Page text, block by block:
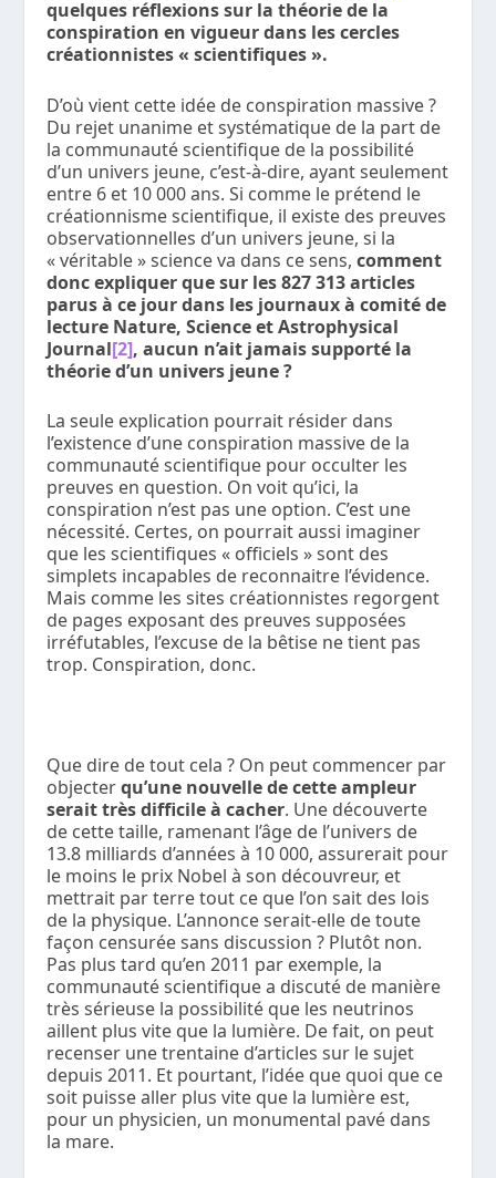
quelques réflexions sur la théorie de la
conspiration en vigueur dans les cercles
créationnistes « scientifiques ».
D’où vient cette idée de conspiration massive ?
Du rejet unanime et systématique de la part de
la communauté scientifique de la possibilité
d’un univers jeune, c’est-à-dire, ayant seulement
entre 6 et 10 000 ans. Si comme le prétend le
créationnisme scientifique, il existe des preuves
observationnelles d’un univers jeune, si la
« véritable » science va dans ce sens,comment
donc expliquer que sur les 827 313 articles
parus à ce jour dans les journaux à comité de
lecture Nature,ScienceetAstrophysical
Journal[2], aucun n’ait jamais supporté la
théorie d’un univers jeune ?
La seule explication pourrait résider dans
l’existence d’une conspiration massive de la
communauté scientifique pour occulter les
preuves en question. On voit qu’ici, la
conspiration n’est pas une option. C’est une
nécessité. Certes, on pourrait aussi imaginer
que les scientifiques « officiels » sont des
simplets incapables de reconnaitre l’évidence.
Mais comme les sites créationnistes regorgent
de pages exposant des preuves supposées
irréfutables, l’excuse de la bêtise ne tient pas
trop. Conspiration, donc.
Que dire de tout cela ? On peut commencer par
objecterqu’une nouvelle de cette ampleur
serait très difficile à cacher. Une découverte
de cette taille, ramenant l’âge de l’univers de
13.8 milliards d’années à 10 000, assurerait pour
le moins le prix Nobel à son découvreur, et
mettrait par terre tout ce que l’on sait des lois
de la physique. L’annonce serait-elle de toute
façon censurée sans discussion ? Plutôt non.
Pas plus tard qu’en 2011 par exemple, la
communauté scientifique a discuté de manière
très sérieuse la possibilité que les neutrinos
aillent plus vite que la lumière. De fait, on peut
recenser une trentaine d’articles sur le sujet
depuis 2011. Et pourtant, l’idée que quoi que ce
soit puisse aller plus vite que la lumière est,
pour un physicien, un monumental pavé dans
la mare.